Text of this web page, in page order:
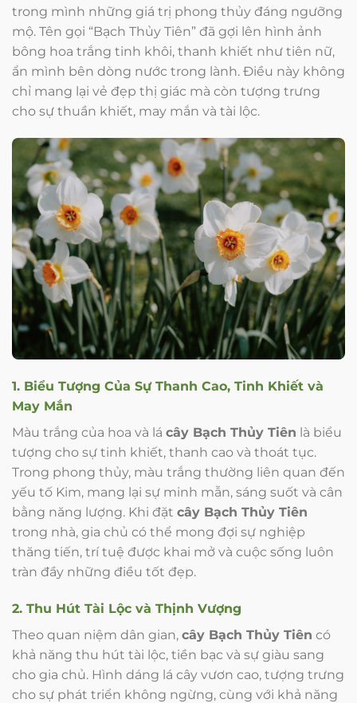
trong mình những giá trị phong thủy đáng ngưỡng
mộ. Tên gọi “Bạch Thủy Tiên” đã gợi lên hình ảnh
bông hoa trắng tinh khôi, thanh khiết như tiên nữ,
ẩn mình bên dòng nước trong lành. Điều này không
chỉ mang lại vẻ đẹp thị giác mà còn tượng trưng
cho sự thuần khiết, may mắn và tài lộc.
1. Biểu Tượng Của Sự Thanh Cao, Tinh Khiết và
May Mắn
Màu trắng của hoa và lá cây Bạch Thủy Tiên là biểu
tượng cho sự tinh khiết, thanh cao và thoát tục.
Trong phong thủy, màu trắng thường liên quan đến
yếu tố Kim, mang lại sự minh mẫn, sáng suốt và cân
bằng năng lượng. Khi đặt cây Bạch Thủy Tiên
trong nhà, gia chủ có thể mong đợi sự nghiệp
thăng tiến, trí tuệ được khai mở và cuộc sống luôn
tràn đầy những điều tốt đẹp.
2. Thu Hút Tài Lộc và Thịnh Vượng
Theo quan niệm dân gian, cây Bạch Thủy Tiên có
khả năng thu hút tài lộc, tiền bạc và sự giàu sang
cho gia chủ. Hình dáng lá cây vươn cao, tượng trưng
cho sự phát triển không ngừng, cùng với khả năng